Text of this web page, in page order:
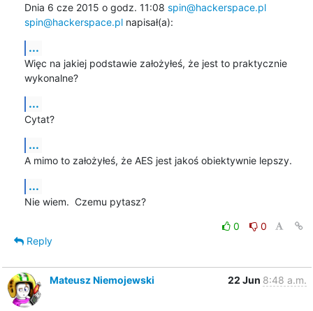
Dnia 6 cze 2015 o godz. 11:08 spin@hackerspace.pl
spin@hackerspace.pl napisał(a):
...
Więc na jakiej podstawie założyłeś, że jest to praktycznie
wykonalne?
...
Cytat?
...
A mimo to założyłeś, że AES jest jakoś obiektywnie lepszy.
...
Nie wiem.  Czemu pytasz?
0
0
Reply
Mateusz Niemojewski 22 Jun 8:48 a.m.